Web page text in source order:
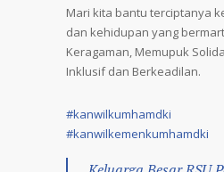
Mari kita bantu terciptanya
dan kehidupan yang
Keragaman, Memupuk
Inklusif dan Berkeadilan.
#kanwilkumhamdki
#kanwilkemenkumhamdki